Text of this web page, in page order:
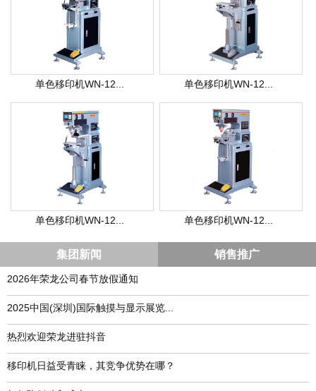
单色移印机WN-12... 单色移印机WN-12...
单色移印机WN-12... 单色移印机WN-12...
集团新闻 销售推广
2026年荣龙公司春节放假通知
​2025中国(深圳)国际触摸与显示展览...
热烈欢迎荣龙进驻抖音
移印机日益受青睐，其竞争优势在哪？